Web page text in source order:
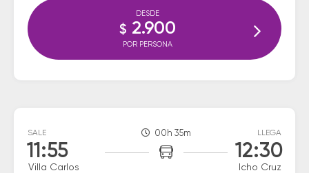
DESDE
$ 2.900
POR PERSONA
SALE
11:55
Villa Carlos
00h 35m LLEGA
12:30
Icho Cruz